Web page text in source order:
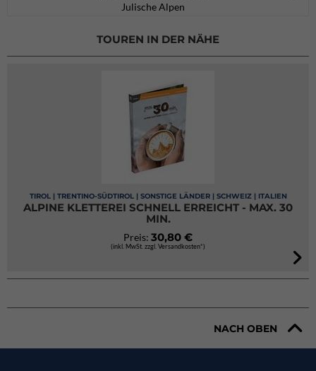
Julische Alpen
TOUREN IN DER NÄHE
TIROL | TRENTINO-SÜDTIROL | SONSTIGE LÄNDER | SCHWEIZ | ITALIEN
ALPINE KLETTEREI SCHNELL ERREICHT - MAX. 30
MIN.
Preis: 30,80 €
(inkl. MwSt. zzgl. Versandkosten*)
NACH OBEN